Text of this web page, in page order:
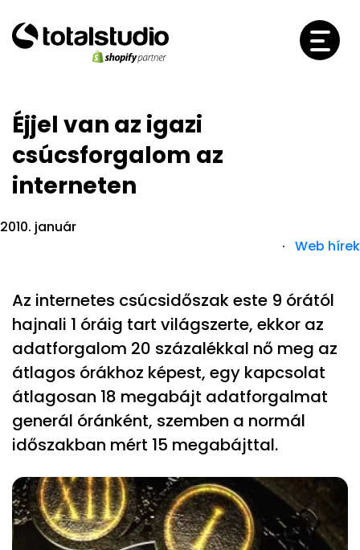
Éjjel van az igazi
csúcsforgalom az
interneten
2010. január
· Web hírek
Az internetes csúcsidőszak este 9 órától
hajnali 1 óráig tart világszerte, ekkor az
adatforgalom 20 százalékkal nő meg az
átlagos órákhoz képest, egy kapcsolat
átlagosan 18 megabájt adatforgalmat
generál óránként, szemben a normál
időszakban mért 15 megabájttal.